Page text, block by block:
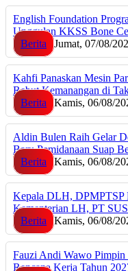
English Foundation
Unggulan KKSS Bone
Berita
Jumat, 07/08/
Kahfi Panaskan Mesin
Rebut Kemanangan di
Berita
Kamis, 06/08/
Aldin Bulen Raih Gelar
Baru Pemidanaan Suap
Berita
Kamis, 06/08/
Kepala DLH, DPMPTSP
Kementerian LH, PT
Berita
Kamis, 06/08/
Fauzi Andi Wawo Pimpin
Rencana Kerja Tahun